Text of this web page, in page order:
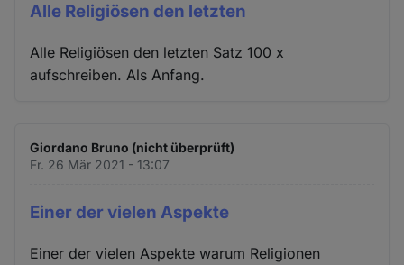
Alle Religiösen den letzten
Alle Religiösen den letzten Satz 100 x
aufschreiben. Als Anfang.
Giordano Bruno (nicht überprüft)
Fr. 26 Mär 2021 - 13:07
Einer der vielen Aspekte
Einer der vielen Aspekte warum Religionen